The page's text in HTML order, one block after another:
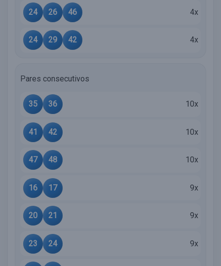
24 26 46 4x
24 29 42 4x
Pares consecutivos
35 36 10x
41 42 10x
47 48 10x
16 17 9x
20 21 9x
23 24 9x